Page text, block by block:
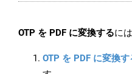
OTP を PDF に変換するに
OTP を PDF に変換す